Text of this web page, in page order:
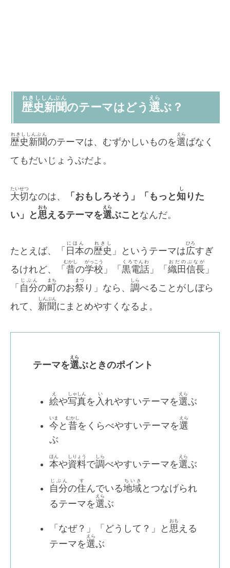
歴史新聞
れきししんぶん
のテーマはどう 選
えら
ぶ？
歴史新聞
れきししんぶん
のテーマは、むずかしいものを選
えら
ばなく
てもだいじょうぶだよ。
大切
たいせつ
なのは、 「おもしろそう」「もっと知
し
りた
い」と思
おも
えるテーマを選
えら
ぶこと なんだ。
たとえば、「 日本
にほん
の歴史
れきし
」というテーマは広
ひろ
すぎ
るけれど、「 昔
むかし
の学校
がっこう
」「 黒電話
くろでんわ
」「 織田信長
おだのぶなが
」
「 自分
じぶん
の町
まち
のお祭
まつ
り」なら、 調
しら
べることがしぼら
れて、 新聞
しんぶん
にまとめやすくなるよ。
テーマを選
えら
ぶときのポイント
絵
え
や写真
しゃしん
を 入
い
れやすいテーマを選
えら
ぶ
今
いま
と 昔
むかし
をくらべやすいテーマを選
えら
ぶ
本
ほん
や資料
しりょう
で調
しら
べやすいテーマを選
えら
ぶ
自分
じぶん
の住
す
んでいる地域
ちいき
とつなげられ
るテーマを選
えら
ぶ
「なぜ？」「どうして？」と 思
おも
える
テーマを選
えら
ぶ